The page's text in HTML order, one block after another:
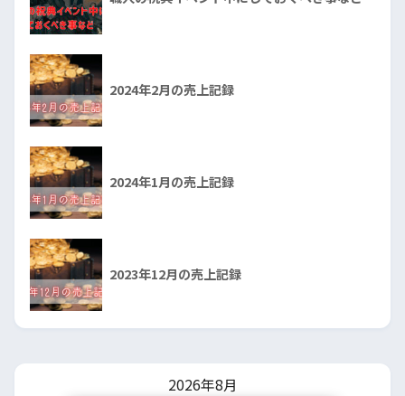
2024年2月の売上記録
2024年1月の売上記録
2023年12月の売上記録
2026年8月